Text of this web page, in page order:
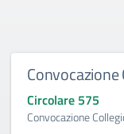
Circolare 575
Convocazione